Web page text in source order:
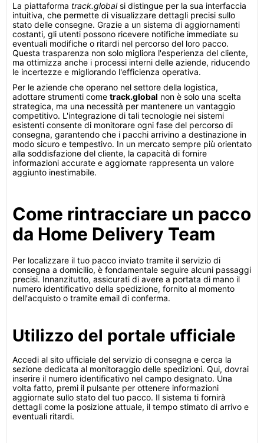
La piattaforma track.globalsi distingue per la sua interfaccia
intuitiva, che permette di visualizzare dettagli precisi sullo
stato delle consegne. Grazie a un sistema di aggiornamenti
costanti, gli utenti possono ricevere notifiche immediate su
eventuali modifiche o ritardi nel percorso del loro pacco.
Questa trasparenza non solo migliora l'esperienza del cliente,
ma ottimizza anche i processi interni delle aziende, riducendo
le incertezze e migliorando l'efficienza operativa.
Per le aziende che operano nel settore della logistica,
adottare strumenti come track.global non è solo una scelta
strategica, ma una necessità per mantenere un vantaggio
competitivo. L'integrazione di tali tecnologie nei sistemi
esistenti consente di monitorare ogni fase del percorso di
consegna, garantendo che i pacchi arrivino a destinazione in
modo sicuro e tempestivo. In un mercato sempre più orientato
alla soddisfazione del cliente, la capacità di fornire
informazioni accurate e aggiornate rappresenta un valore
aggiunto inestimabile.
Come rintracciare un pacco
da Home Delivery Team
Per localizzare il tuo pacco inviato tramite il servizio di
consegna a domicilio, è fondamentale seguire alcuni passaggi
precisi. Innanzitutto, assicurati di avere a portata di mano il
numero identificativo della spedizione, fornito al momento
dell'acquisto o tramite email di conferma.
Utilizzo del portale ufficiale
Accedi al sito ufficiale del servizio di consegna e cerca la
sezione dedicata al monitoraggio delle spedizioni. Qui, dovrai
inserire il numero identificativo nel campo designato. Una
volta fatto, premi il pulsante per ottenere informazioni
aggiornate sullo stato del tuo pacco. Il sistema ti fornirà
dettagli come la posizione attuale, il tempo stimato di arrivo e
eventuali ritardi.